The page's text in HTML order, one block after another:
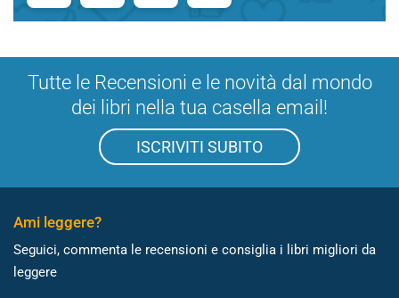
Tutte le Recensioni e le novità dal mondo
dei libri nella tua casella email!
ISCRIVITI SUBITO
Ami leggere?
Seguici, commenta le recensioni e consiglia i libri migliori da
leggere